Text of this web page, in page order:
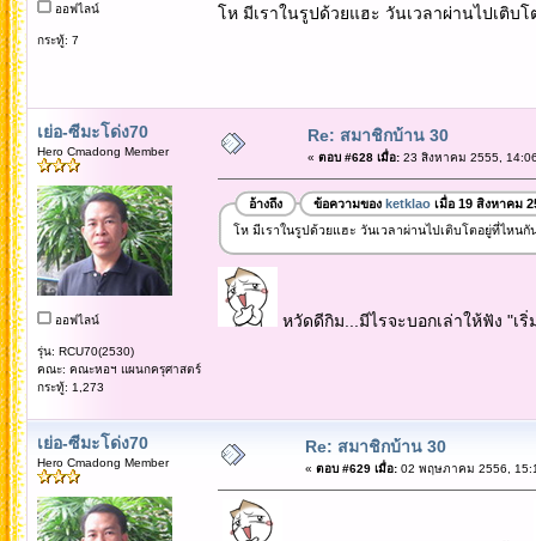
ออฟไลน์
กระทู้: 7
โห มีเราในรูปด้วยแฮะ วันเวลาผ่านไปเติ
เย่อ-ซีมะโด่ง70
Hero Cmadong Member
ออฟไลน์
รุ่น: RCU70(2530)
คณะ: คณะหอฯ แผนกครุศาสตร์
กระทู้: 1,273
Re: สมาชิกบ้าน 30
« ตอบ #628 เมื่อ:23 สิงหาคม 2555,
อ้างถึง ข้อความของ ketklaoเมื่อ 19 สิงหาคม
โห มีเราในรูปด้วยแฮะ วันเวลาผ่านไปเติบโตอยู่ที่ไหน
หวัดดีกิม...มีไรจะบอกเล่าให้ฟัง "เ
เย่อ-ซีมะโด่ง70
Hero Cmadong Member
Re: สมาชิกบ้าน 30
« ตอบ #629 เมื่อ:02 พฤษภาคม 2556,